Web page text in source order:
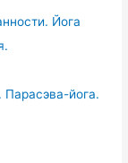
Йога
йога.